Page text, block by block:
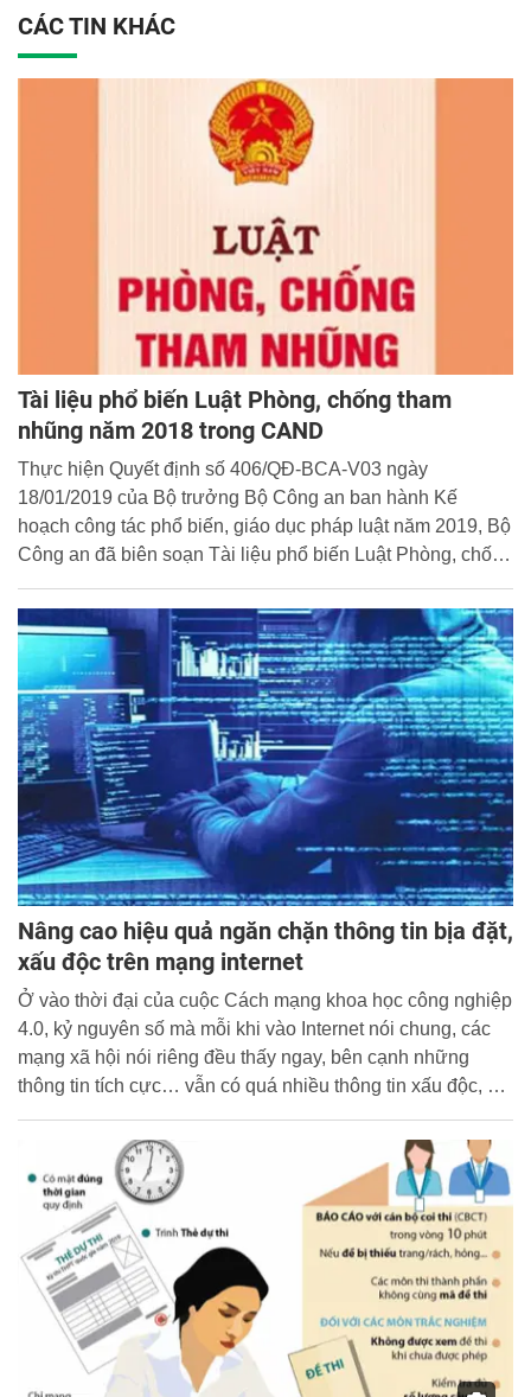
CÁC TIN KHÁC
Tài liệu phổ biến Luật Phòng, chống tham
nhũng năm 2018 trong CAND
Thực hiện Quyết định số 406/QĐ-BCA-V03 ngày
18/01/2019 của Bộ trưởng Bộ Công an ban hành Kế
hoạch công tác phổ biến, giáo dục pháp luật năm 2019, Bộ
Công an đã biên soạn Tài liệu phổ biến Luật Phòng, chống
Nâng cao hiệu quả ngăn chặn thông tin bịa đặt,
xấu độc trên mạng internet
Ở vào thời đại của cuộc Cách mạng khoa học công nghiệp
4.0, kỷ nguyên số mà mỗi khi vào Internet nói chung, các
mạng xã hội nói riêng đều thấy ngay, bên cạnh những
thông tin tích cực… vẫn có quá nhiều thông tin xấu độc, giả
tin có động cơ, ý đồ, toan tính riêng.